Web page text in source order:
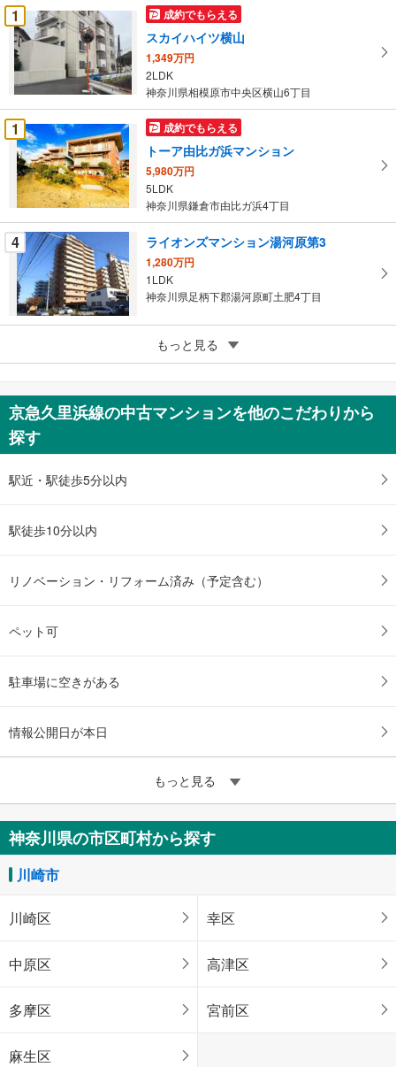
件
を
マ
イ
ペ
ー
ジ
に
保
存
す
る
1 成約でもらえる
スカイハイツ横山
1,349万円
2LDK
神奈川県相模原市中央区横山6丁目
1 成約でもらえる
トーア由比ガ浜マンション
5,980万円
5LDK
神奈川県鎌倉市由比ガ浜4丁目
4 ライオンズマンション湯河原第3
1,280万円
1LDK
神奈川県足柄下郡湯河原町土肥4丁目
成約でもらえる
星和平塚宝町ハイツ
1LDK＋S
神奈川県平塚市宝町
もっと見る
京急久里浜線の中古マンションを他のこだわりから
探す
駅近・駅徒歩5分以内
駅徒歩10分以内
リノベーション・リフォーム済み（予定含む）
ペット可
駐車場に空きがある
情報公開日が本日
もっと見る
神奈川県の市区町村から探す
川崎市
川崎区 幸区
中原区 高津区
多摩区 宮前区
麻生区